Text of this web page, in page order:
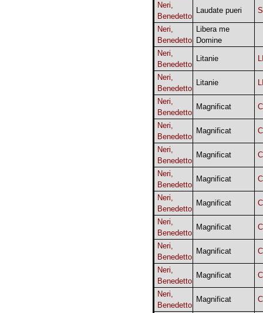
Neri,
Benedetto
Laudate pueri
Neri,
Benedetto
Libera me
Domine
Neri,
Benedetto
Litanie
Neri,
Benedetto
Litanie
Neri,
Benedetto
Magnificat
Neri,
Benedetto
Magnificat
Neri,
Benedetto
Magnificat
Neri,
Benedetto
Magnificat
Neri,
Benedetto
Magnificat
Neri,
Benedetto
Magnificat
Neri,
Benedetto
Magnificat
Neri,
Benedetto
Magnificat
Neri,
Benedetto
Magnificat